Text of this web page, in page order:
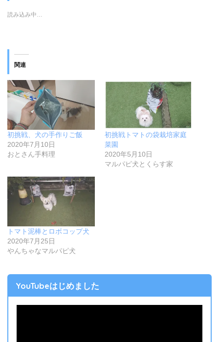
読み込み中…
関連
初挑戦、犬の手作りご飯
2020年7月10日
おとさん手料理
初挑戦トマトの袋栽培家庭
菜園
2020年5月10日
マルパピ犬とくらす家
トマト泥棒とロボコップ犬
2020年7月25日
やんちゃなマルパピ犬
YouTubeはじめました